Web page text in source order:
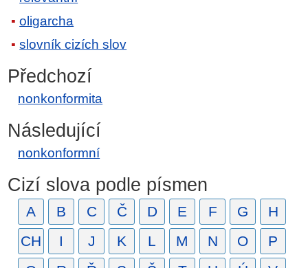
oligarcha
slovník cizích slov
Předchozí
nonkonformita
Následující
nonkonformní
Cizí slova podle písmen
A B C Č D E F G
H
CH
I J K L M N O
P